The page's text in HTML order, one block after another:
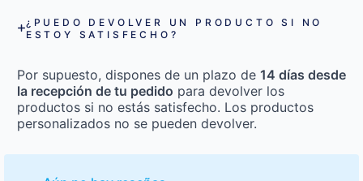
¿PUEDO DEVOLVER UN PRODUCTO SI NO
ESTOY SATISFECHO?
Por supuesto, dispones de un plazo de 14 días desde
la recepción de tu pedido para devolver los
productos si no estás satisfecho. Los productos
personalizados no se pueden devolver.